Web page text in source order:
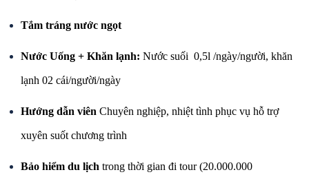
Tắm tráng nước ngọt
Nước Uống + Khăn lạnh: Nước suối 0,5l /ngày/người, khăn
lạnh 02 cái/người/ngày
Hướng dẫn viên Chuyên nghiệp, nhiệt tình phục vụ hỗ trợ
xuyên suốt chương trình
Bảo hiểm du lịch trong thời gian đi tour (20.000.000